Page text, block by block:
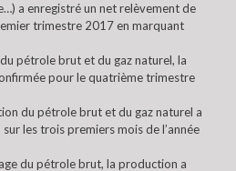
a enregistré un net relèvement de
trimestre 2017 en marquant
pétrole brut et du gaz naturel, la
pour le quatrième trimestre
du pétrole brut et du gaz naturel a
les trois premiers mois de l’année
du pétrole brut, la production a